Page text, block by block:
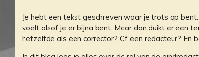
Je hebt een tekst geschreven waar je trots op
voelt alsof je er bijna bent. Maar dan duikt er een
hetzelfde als een corrector? Of een redacteur? En